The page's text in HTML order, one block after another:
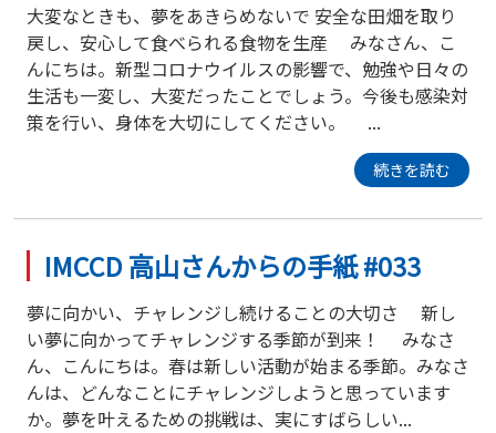
大変なときも、夢をあきらめないで 安全な田畑を取り
戻し、安心して食べられる食物を生産 みなさん、こ
んにちは。新型コロナウイルスの影響で、勉強や日々の
生活も一変し、大変だったことでしょう。今後も感染対
策を行い、身体を大切にしてください。 ...
続きを読む
IMCCD 高山さんからの手紙 #033
夢に向かい、チャレンジし続けることの大切さ 新し
い夢に向かってチャレンジする季節が到来！ みなさ
ん、こんにちは。春は新しい活動が始まる季節。みなさ
んは、どんなことにチャレンジしようと思っています
か。夢を叶えるための挑戦は、実にすばらしい...